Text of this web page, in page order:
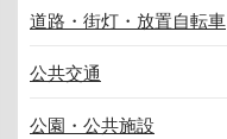
道路・街灯・放置自転車
公共交通
公園・公共施設